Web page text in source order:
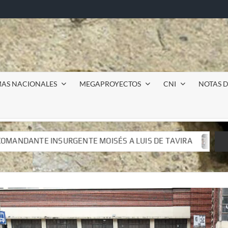
NACIONALES MEGAPROYECTOS CNI NOTAS
A LUIS DE TAVIRA Incursión militar en la UAEM
A LUIS DE TAVIRA
Incursión militar en la UAEM